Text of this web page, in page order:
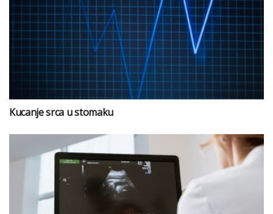
Kucanje srca u stomaku